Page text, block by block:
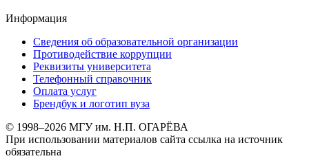
Информация
Сведения об образовательной организации
Противодействие коррупции
Реквизиты университета
Телефонный справочник
Оплата услуг
Брендбук и логотип вуза
© 1998–2026 МГУ им. Н.П. ОГАРЁВА
При использовании материалов сайта ссылка на источник
обязательна